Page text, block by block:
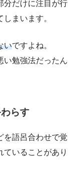
分だけに注目が行
まいます。
いですよね。
い勉強法だったん
らす
を語呂合わせで覚
ていることがあり